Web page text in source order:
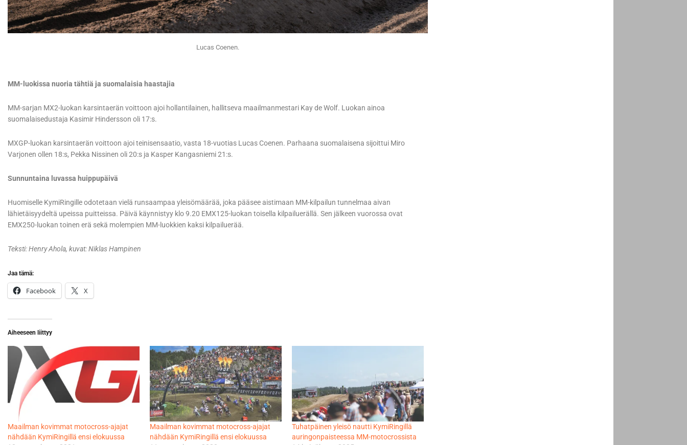
Lucas Coenen.
MM-luokissa nuoria tähtiä ja suomalaisia haastajia
MM-sarjan MX2-luokan karsintaerän voittoon ajoi hollantilainen, hallitseva maailmanmestari Kay de Wolf. Luokan ainoa
suomalaisedustaja Kasimir Hindersson oli 17:s.
MXGP-luokan karsintaerän voittoon ajoi teinisensaatio, vasta 18-vuotias Lucas Coenen. Parhaana suomalaisena sijoittui Miro
Varjonen ollen 18:s, Pekka Nissinen oli 20:s ja Kasper Kangasniemi 21:s.
Sunnuntaina luvassa huippupäivä
Huomiselle KymiRingille odotetaan vielä runsaampaa yleisömäärää, joka pääsee aistimaan MM-kilpailun tunnelmaa aivan
lähietäisyydeltä upeissa puitteissa. Päivä käynnistyy klo 9.20 EMX125-luokan toisella kilpailuerällä. Sen jälkeen vuorossa ovat
EMX250-luokan toinen erä sekä molempien MM-luokkien kaksi kilpailuerää.
Teksti: Henry Ahola, kuvat: Niklas Hampinen
Jaa tämä:
Facebook X
Aiheeseen liittyy
Maailman kovimmat motocross-ajajat
nähdään KymiRingillä ensi elokuussa
Maailman kovimmat motocross-ajajat
nähdään KymiRingillä ensi elokuussa
Tuhatpäinen yleisö nautti KymiRingillä
auringonpaisteessa MM-motocrossista